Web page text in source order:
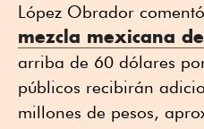
López Obrador
mezcla mexicana
arriba de 60 dólares
públicos recibirán
millones de pesos,